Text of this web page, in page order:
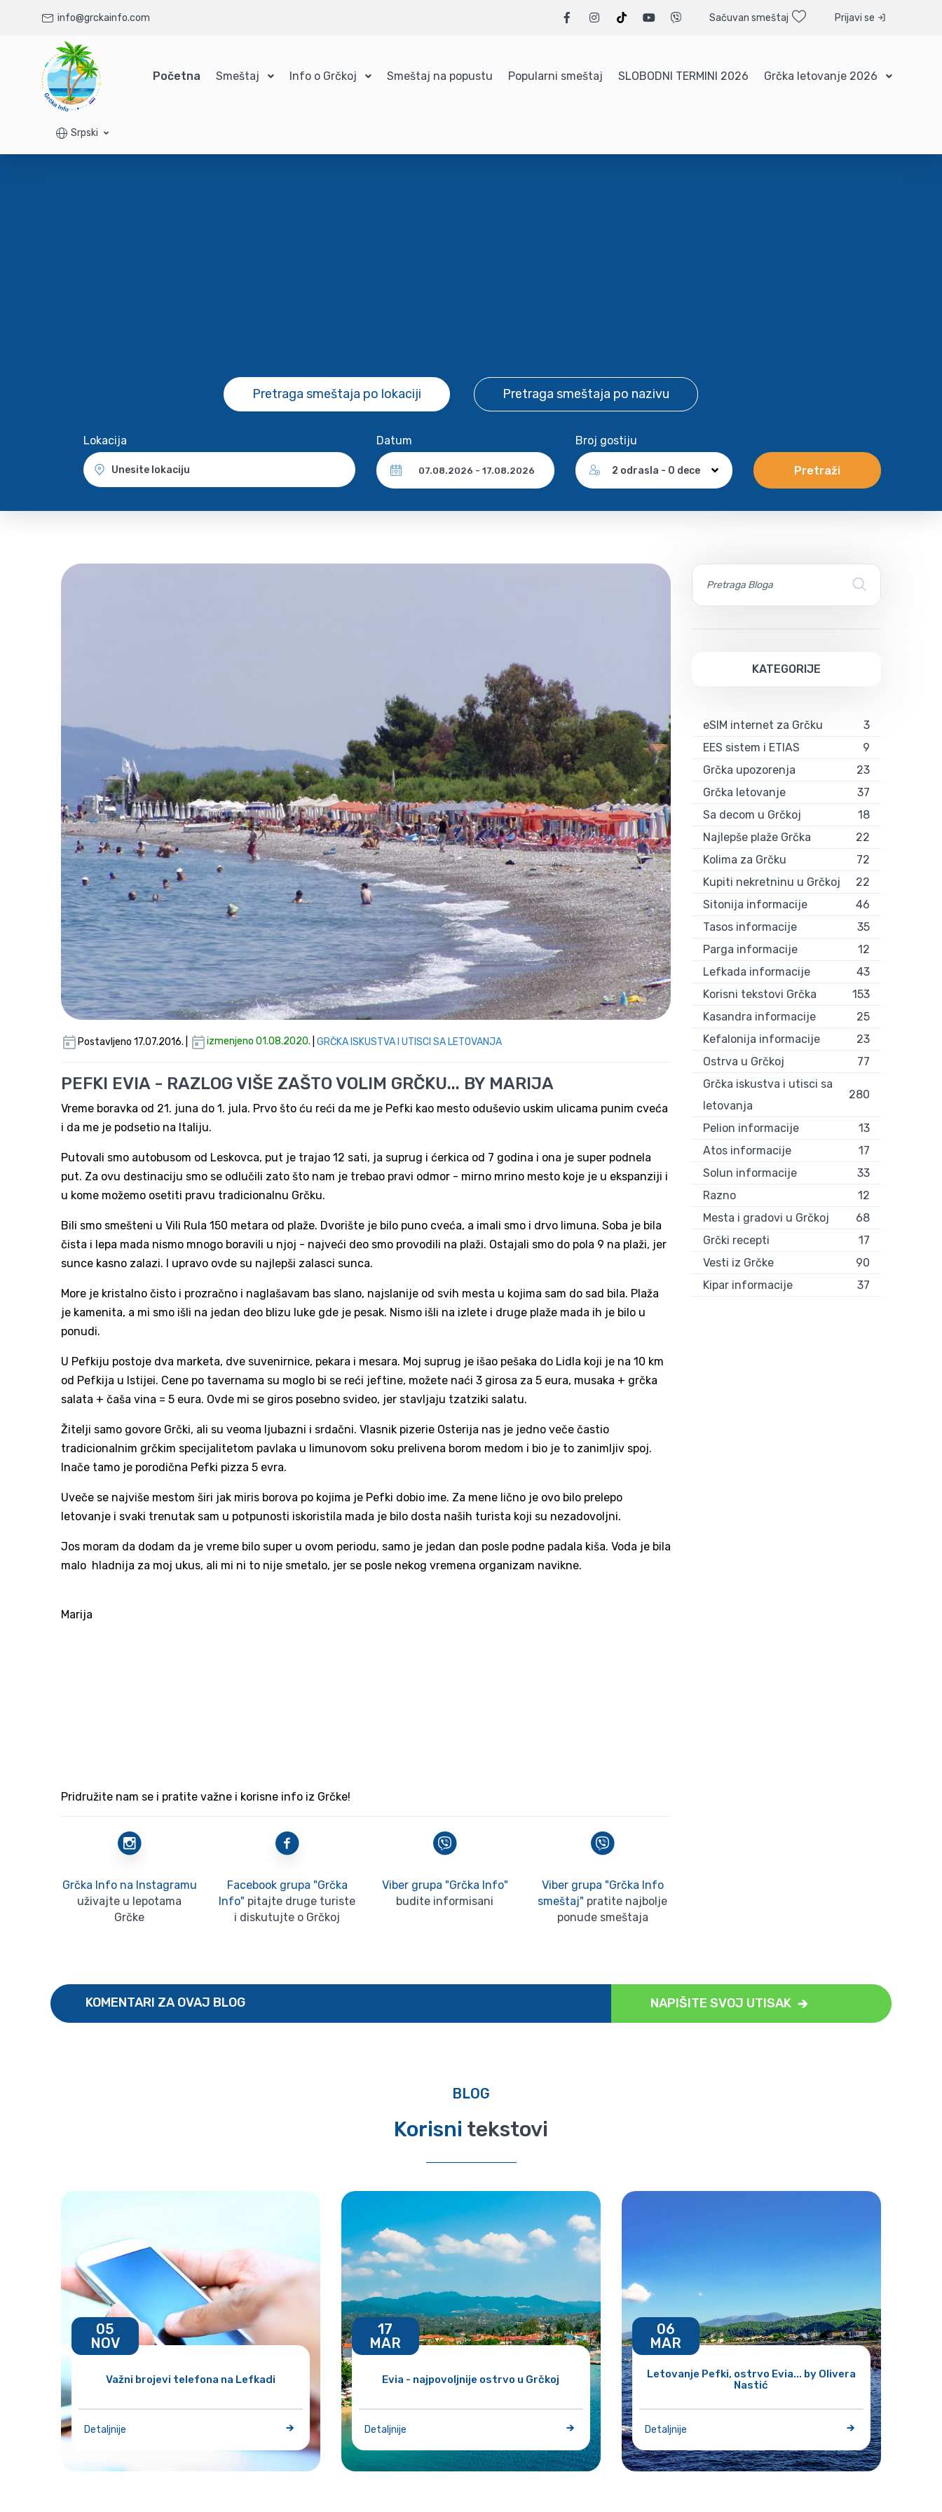
info@grckainfo.com Sačuvan smeštaj Prijavi se
Početna Smeštaj Info o Grčkoj Smeštaj na popustu Popularni smeštaj SLOBODNI TERMINI 2026 Grčka letovanje 2026
Srpski
Pretraga smeštaja po lokaciji Pretraga smeštaja po nazivu
Lokacija
Unesite lokaciju
Datum Broj gostiju
2 odrasla - 0 dece Pretraži
Postavljeno 17.07.2016. | izmenjeno 01.08.2020. GRČKA ISKUSTVA I UTISCI SA LETOVANJA
PEFKI EVIA - RAZLOG VIŠE ZAŠTO VOLIM GRČKU... BY MARIJA
Vreme boravka od 21. juna do 1. jula. Prvo što ću reći da me je Pefki kao mesto oduševio uskim ulicama punim cveća
i da me je podsetio na Italiju.
Putovali smo autobusom od Leskovca, put je trajao 12 sati, ja suprug i ćerkica od 7 godina i ona je super podnela
put. Za ovu destinaciju smo se odlučili zato što nam je trebao pravi odmor - mirno mrino mesto koje je u ekspanziji i
u kome možemo osetiti pravu tradicionalnu Grčku.
Bili smo smešteni u Vili Rula 150 metara od plaže. Dvorište je bilo puno cveća, a imali smo i drvo limuna. Soba je bila
čista i lepa mada nismo mnogo boravili u njoj - najveći deo smo provodili na plaži. Ostajali smo do pola 9 na plaži, jer
sunce kasno zalazi. I upravo ovde su najlepši zalasci sunca.
More je kristalno čisto i prozračno i naglašavam bas slano, najslanije od svih mesta u kojima sam do sad bila. Plaža
je kamenita, a mi smo išli na jedan deo blizu luke gde je pesak. Nismo išli na izlete i druge plaže mada ih je bilo u
ponudi.
U Pefkiju postoje dva marketa, dve suvenirnice, pekara i mesara. Moj suprug je išao pešaka do Lidla koji je na 10 km
od Pefkija u Istijei. Cene po tavernama su moglo bi se reći jeftine, možete naći 3 girosa za 5 eura, musaka + grčka
salata + čaša vina = 5 eura. Ovde mi se giros posebno svideo, jer stavljaju tzatziki salatu.
Žitelji samo govore Grčki, ali su veoma ljubazni i srdačni. Vlasnik pizerie Osterija nas je jedno veče častio
tradicionalnim grčkim specijalitetom pavlaka u limunovom soku prelivena borom medom i bio je to zanimljiv spoj.
Inače tamo je porodična Pefki pizza 5 evra.
Uveče se najviše mestom širi jak miris borova po kojima je Pefki dobio ime. Za mene lično je ovo bilo prelepo
letovanje i svaki trenutak sam u potpunosti iskoristila mada je bilo dosta naših turista koji su nezadovoljni.
Jos moram da dodam da je vreme bilo super u ovom periodu, samo je jedan dan posle podne padala kiša. Voda je bila
malo hladnija za moj ukus, ali mi ni to nije smetalo, jer se posle nekog vremena organizam navikne.
Marija
Pridružite nam se i pratite važne i korisne info iz Grčke!
Grčka Info na Instagramu
uživajte u lepotama
Grčke
Facebook grupa "Grčka
Info" pitajte druge turiste
i diskutujte o Grčkoj
Viber grupa "Grčka Info"
budite informisani
Viber grupa "Grčka Info
smeštaj" pratite najbolje
ponude smeštaja
KATEGORIJE
eSIM internet za Grčku
3
EES sistem i ETIAS
9
Grčka upozorenja
23
Grčka letovanje
37
Sa decom u Grčkoj
18
Najlepše plaže Grčka
22
Kolima za Grčku
72
Kupiti nekretninu u Grčkoj
22
Sitonija informacije
46
Tasos informacije
35
Parga informacije
12
Lefkada informacije
43
Korisni tekstovi Grčka
153
Kasandra informacije
25
Kefalonija informacije
23
Ostrva u Grčkoj
77
Grčka iskustva i utisci sa
letovanja
280
Pelion informacije
13
Atos informacije
17
Solun informacije
33
Razno
12
Mesta i gradovi u Grčkoj
68
Grčki recepti
17
Vesti iz Grčke
90
Kipar informacije
37
KOMENTARI ZA OVAJ BLOG NAPIŠITE SVOJ UTISAK
BLOG
Korisni tekstovi
Važni brojevi telefona na Lefkadi
Detaljnije
05
NOV
Evia - najpovoljnije ostrvo u Grčkoj
Detaljnije
17
MAR
Letovanje Pefki, ostrvo Evia... by Olivera
Nastić
Detaljnije
06
MAR